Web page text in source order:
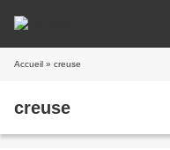
Accueil » creuse
creuse